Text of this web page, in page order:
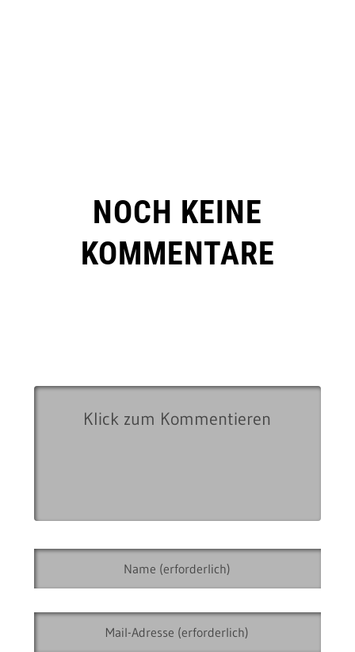
NOCH KEINE
KOMMENTARE